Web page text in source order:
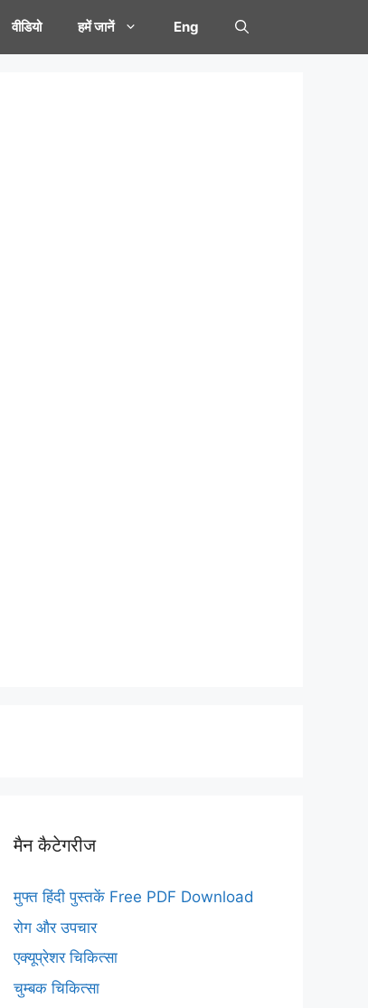
वीडियो हमें जानें Eng
मैन कैटेगरीज
मुफ्त हिंदी पुस्तकें Free PDF Download
रोग और उपचार
एक्यूप्रेशर चिकित्सा
चुम्बक चिकित्सा